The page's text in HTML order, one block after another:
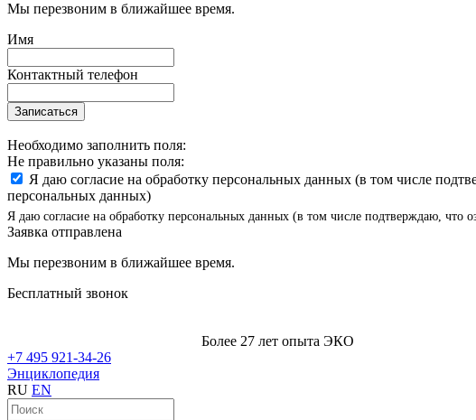
Мы перезвоним в ближайшее время.
Имя
Контактный телефон
Записаться
Необходимо заполнить поля:
Не правильно указаны поля:
Я даю согласие на обработку персональных данных (в том числе
персональных данных)
Я даю согласие на обработку персональных данных (в том числе подтверждаю, что
Заявка отправлена
Мы перезвоним в ближайшее время.
Бесплатный звонок
Более 27 лет опыта ЭКО
+7 495 921-34-26
Энциклопедия
RU EN